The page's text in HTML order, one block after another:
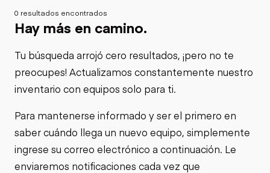
0 resultados encontrados
Hay más en camino.
Tu búsqueda arrojó cero resultados, ¡pero no te
preocupes! Actualizamos constantemente nuestro
inventario con equipos solo para ti.
Para mantenerse informado y ser el primero en
saber cuándo llega un nuevo equipo, simplemente
ingrese su correo electrónico a continuación. Le
enviaremos notificaciones cada vez que